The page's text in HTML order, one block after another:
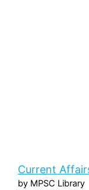
Current
by MPSC Library